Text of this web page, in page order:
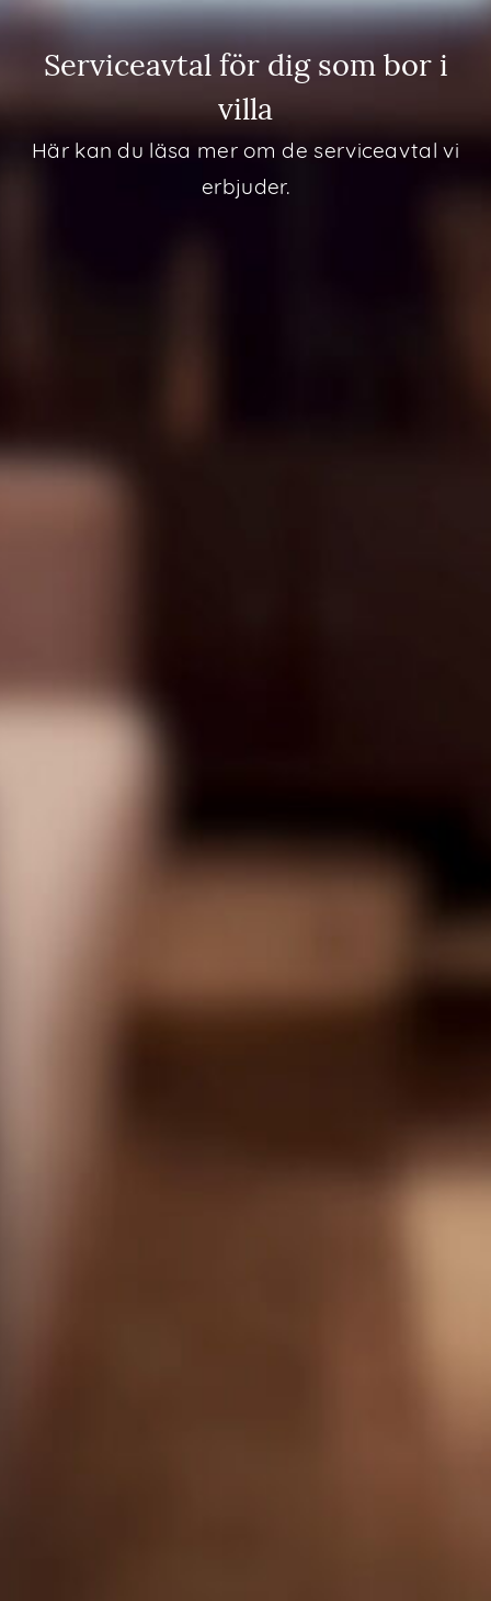
Serviceavtal för dig som bor i
villa
Här kan du läsa mer om de serviceavtal vi
erbjuder.